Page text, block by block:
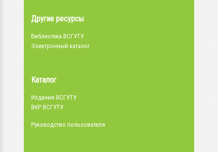
Другие ресурсы
Библиотека ВСГУТУ
Электронный каталог
Каталог
Издания ВСГУТУ
ВКР ВСГУТУ
Руководство пользователя